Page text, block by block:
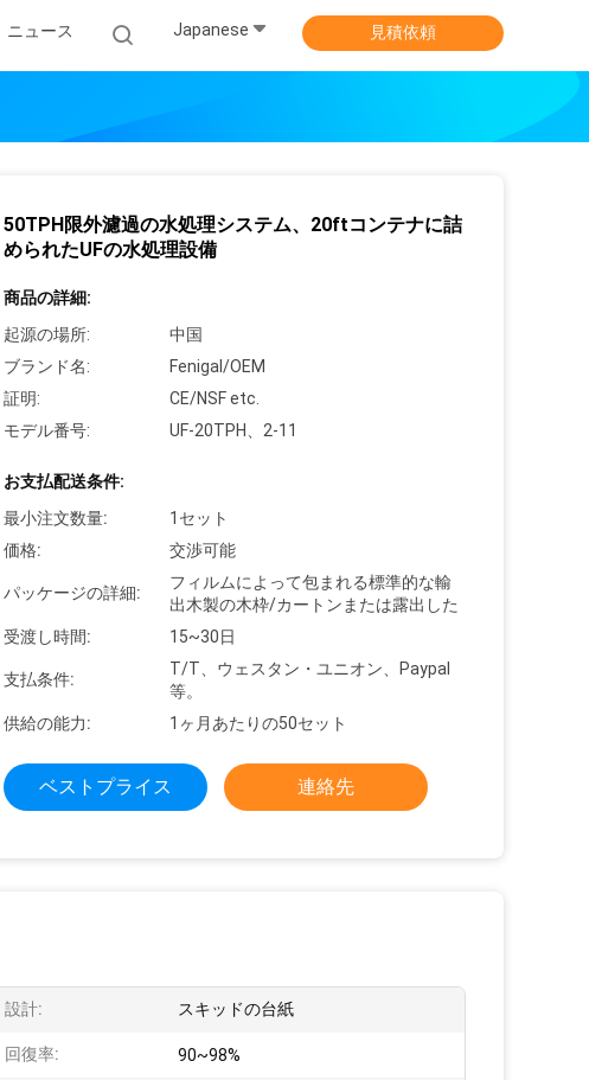
ニュース Japanese 見積依頼
50TPH限外濾過の水処理システム、20ftコンテナに詰
められたUFの水処理設備
商品の詳細:
起源の場所:
中国
ブランド名:
Fenigal/OEM
証明:
CE/NSF etc.
モデル番号:
UF-20TPH、2-11
お支払配送条件:
最小注文数量:
1セット
価格:
交渉可能
パッケージの詳細:
フィルムによって包まれる標準的な輸
出木製の木枠/カートンまたは露出した
受渡し時間:
15~30日
支払条件:
T/T、ウェスタン・ユニオン、Paypal
等。
供給の能力:
1ヶ月あたりの50セット
ベストプライス 連絡先
設計: スキッドの台紙
回復率: 90~98%